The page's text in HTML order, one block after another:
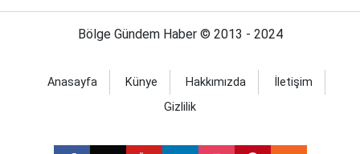
Bölge Gündem Haber © 2013 - 2024
Anasayfa Künye Hakkımızda
İletişim
Gizlilik